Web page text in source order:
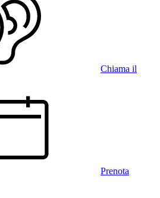
Chiama il
Prenota